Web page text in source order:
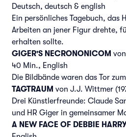
Deutsch, deutsch & english
Ein persönliches Tagebuch, das
Arbeiten an jener Figur drehte,
erhalten sollte.
GIGER'S NECRONONICOM
40 Min., English
Die Bildbände waren das Tor
TAGTRAUM von J.J. Wittmer
Drei Künstlerfreunde: Claude
und HR Giger in gemeinsamer
A NEW FACE OF DEBBIE